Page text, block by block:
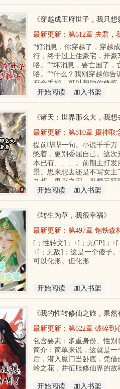
《穿越成王府世子，我只想
最新更新： 第612章 夫君，
“好消息，你穿越了，穿越
行，终于过上住豪宅，开
咯。”“坏消息，要亡国了，
咯。”“什么？我刚穿越你告
有金手指，可以帮助你修炼
开始阅读
加入书架
《诸天：世界那么大，我想
最新更新： 第810章 摄神取
提前哔哔一句。小说千千万
憋着，更别委屈自己。这次
本已有、、、。前期主打
景。思来想去还是不写女主
九叔、鬼灭之刃、巫师三狂
开始阅读
加入书架
《转生为草，我很幸福》
最新更新： 第497章 钢铁森
[；性转文]；+[；无CP]；
+[；无敌]；这是一个傻子
可以化形。但化形
开始阅读 加入书架
《我的性转修仙之旅，果然
最新更新： 第622章 破碎到
包含要素：多重身份、性
简介：简单来说，这就是
后，潜入魔门当卧底，凭
岭之花，并征服修仙界的
开始阅读 加入书架